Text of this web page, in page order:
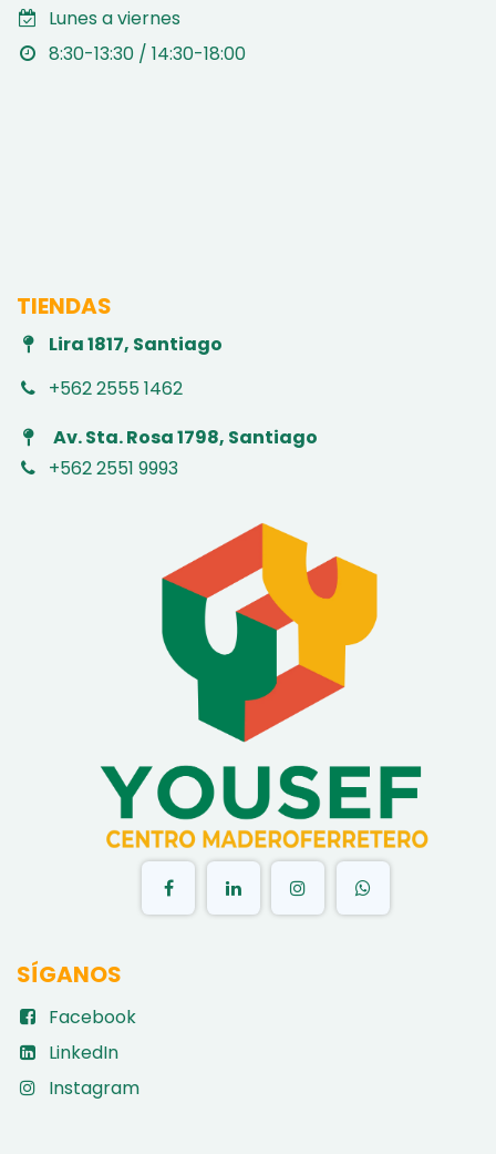
Lunes a viernes
8:30-13:30 / 14:30-18:00
TIENDAS
Lira 1817, Santiago
+562 2555 1462
Av. Sta. Rosa 1798, Santiago
+562 2551 9993
SÍGANOS
Facebook
LinkedIn
Instagram